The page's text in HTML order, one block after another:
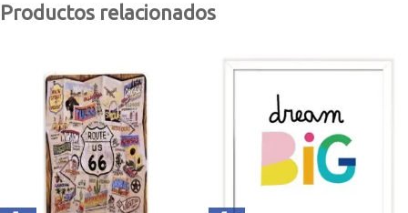
Productos relacionados